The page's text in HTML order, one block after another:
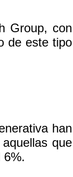
Group, con
de este tipo
han
que
6%.